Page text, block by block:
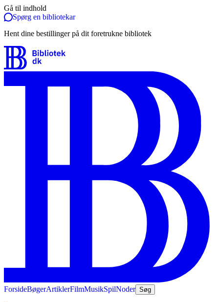
Gå til indhold
Spørg en bibliotekar
Hent dine bestillinger på dit foretrukne bibliotek
ForsideBøgerArtiklerFilmMusikSpilNoder Søg